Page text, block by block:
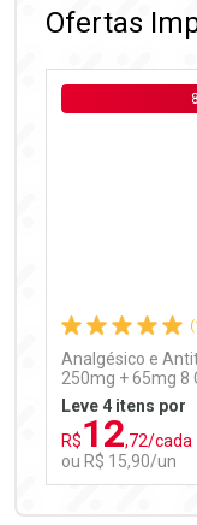
Ofertas
Analgésico e
250mg + 65mg 8
Leve 4 itens por
R$12,72/cada
ou R$ 15,90/un